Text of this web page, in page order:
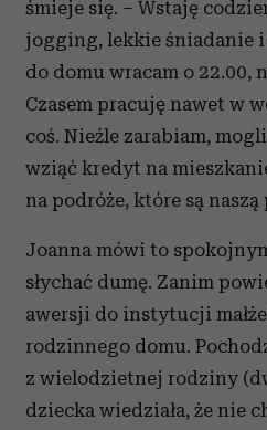
śmieje się. – Wstaję
jogging, lekkie śniadanie i
do domu wracam o 22.00,
Czasem pracuję nawet w
coś. Nieźle zarabiam,
wziąć kredyt na
na podróże, które są naszą
Joanna mówi to
słychać dumę. Zanim
awersji do instytucji
rodzinnego domu.
z wielodzietnej rodziny
dziecka wiedziała, że nie